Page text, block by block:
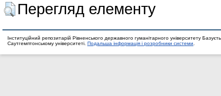
Перегляд елементу
Інституційний репозитарій Рівненського державного гуманітарного університету
Саутгемптонському університеті. Подальша інформація і розробники системи